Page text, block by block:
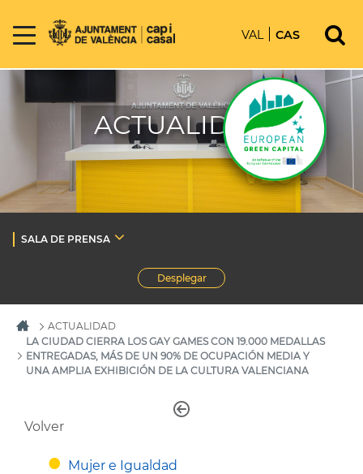
VAL CAS
ACTUALIDAD
SALA DE PRENSA
Desplegar
ACTUALIDAD
LA CIUDAD CIERRA LOS GAY GAMES CON 19.000 MEDALLAS
ENTREGADAS, MÁS DE UN 90% DE OCUPACIÓN MEDIA Y
UNA AMPLIA EXHIBICIÓN DE LA CULTURA VALENCIANA
Volver
Mujer e Igualdad